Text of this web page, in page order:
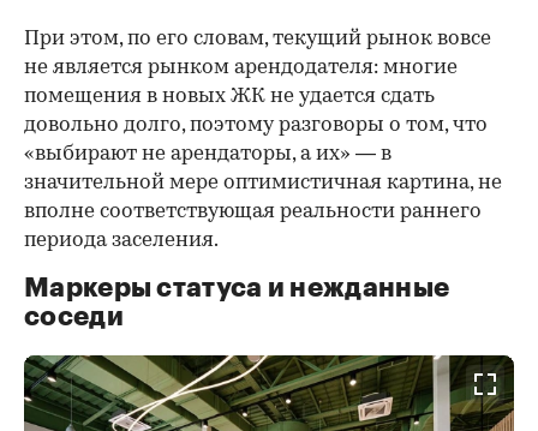
При этом, по его словам, текущий рынок вовсе
не является рынком арендодателя: многие
помещения в новых ЖК не удается сдать
довольно долго, поэтому разговоры о том, что
«выбирают не арендаторы, а их» — в
значительной мере оптимистичная картина, не
вполне соответствующая реальности раннего
периода заселения.
Маркеры статуса и нежданные
соседи